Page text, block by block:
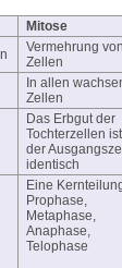
Mitose
Vermehrung
Zellen
In allen
Zellen
Das Erbgut der
Tochterzellen
der
identisch
Eine
Prophase,
Metaphase,
Anaphase,
Telophase